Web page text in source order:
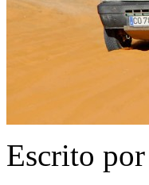
Escrito por